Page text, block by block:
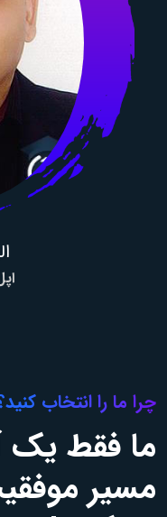
چرا ما را انتخاب
ما فقط یک
مسیر